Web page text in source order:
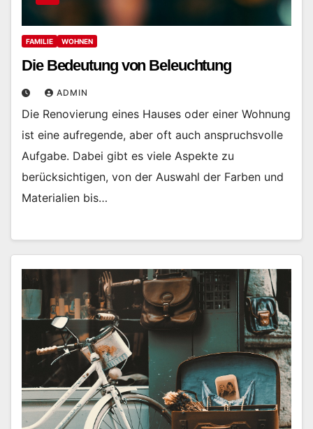
FAMILIE WOHNEN
Die Bedeutung von Beleuchtung
ADMIN
Die Renovierung eines Hauses oder einer Wohnung
ist eine aufregende, aber oft auch anspruchsvolle
Aufgabe. Dabei gibt es viele Aspekte zu
berücksichtigen, von der Auswahl der Farben und
Materialien bis…